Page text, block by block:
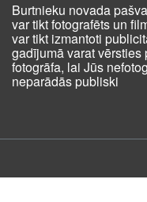
Burtnieku novada
var tikt fotografēts un
var tikt izmantoti
gadījumā varat
fotogrāfa, lai Jūs
neparādās publiski